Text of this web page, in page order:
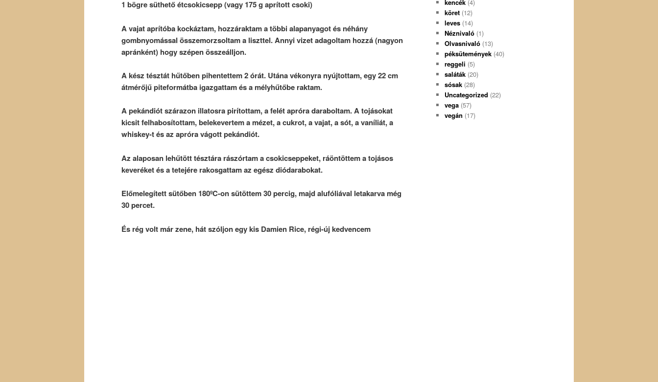
1 bögre süthető étcsokicsepp (vagy 175 g aprított csoki)
A vajat aprítóba kockáztam, hozzáraktam a többi alapanyagot és néhány
gombnyomással összemorzsoltam a liszttel. Annyi vizet adagoltam hozzá (nagyon
apránként) hogy szépen összeálljon.
A kész tésztát hűtőben pihentettem 2 órát. Utána vékonyra nyújtottam, egy 22 cm
átmérőjű piteformátba igazgattam és a mélyhűtőbe raktam.
A pekándiót szárazon illatosra pirítottam, a felét apróra daraboltam. A tojásokat
kicsit felhabosítottam, belekevertem a mézet, a cukrot, a vajat, a sót, a vaníliát, a
whiskey-t és az apróra vágott pekándiót.
Az alaposan lehűtött tésztára rászórtam a csokicseppeket, ráöntöttem a tojásos
keveréket és a tetejére rakosgattam az egész diódarabokat.
Előmelegített sütőben 180ºC-on sütöttem 30 percig, majd alufóliával letakarva még
30 percet.
És rég volt már zene, hát szóljon egy kis Damien Rice, régi-új kedvencem
kencék (4)
köret (12)
leves (14)
Néznivaló (1)
Olvasnivaló (13)
péksütemények (40)
reggeli (5)
saláták (20)
sósak (28)
Uncategorized (22)
vega (57)
vegán (17)